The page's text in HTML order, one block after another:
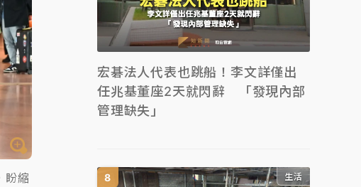
盼縮
宏碁法人代表也跳船！李文詳僅出
任兆基董座2天就閃辭 「發現內部
管理缺失」
生活